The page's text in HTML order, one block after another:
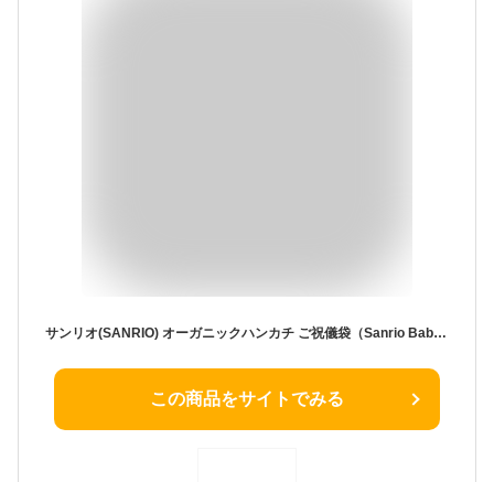
サンリオ(SANRIO) オーガニックハンカチ ご祝儀袋（Sanrio Baby） シナモロール 432890
この商品をサイトでみる